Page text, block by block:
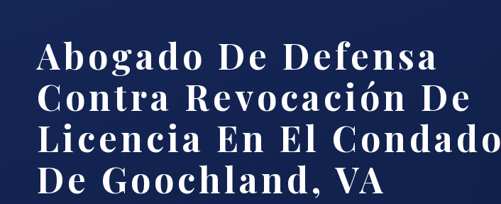
Abogado De Defensa
Contra Revocación De
Licencia En El Condado
De Goochland, VA